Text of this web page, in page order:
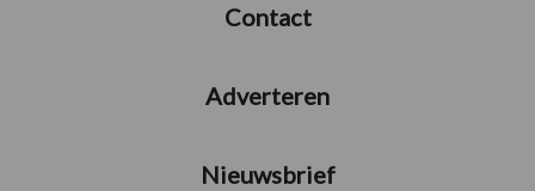
Contact
Adverteren
Nieuwsbrief